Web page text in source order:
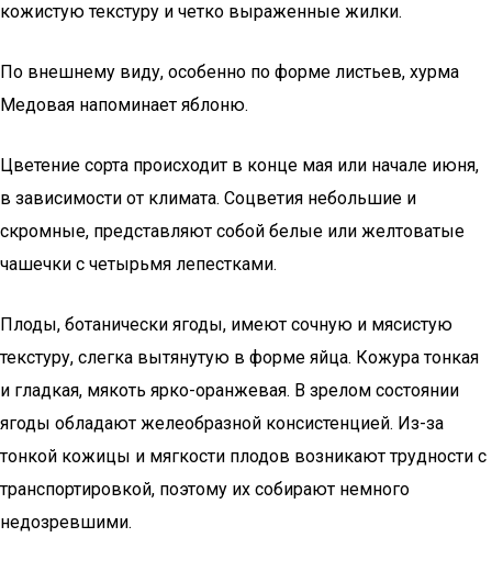
кожистую текстуру и четко выраженные жилки.
По внешнему виду, особенно по форме листьев, хурма
Медовая напоминает яблоню.
Цветение сорта происходит в конце мая или начале июня,
в зависимости от климата. Соцветия небольшие и
скромные, представляют собой белые или желтоватые
чашечки с четырьмя лепестками.
Плоды, ботанически ягоды, имеют сочную и мясистую
текстуру, слегка вытянутую в форме яйца. Кожура тонкая
и гладкая, мякоть ярко-оранжевая. В зрелом состоянии
ягоды обладают желеобразной консистенцией. Из-за
тонкой кожицы и мягкости плодов возникают трудности с
транспортировкой, поэтому их собирают немного
недозревшими.